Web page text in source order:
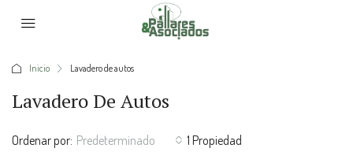
Inicio Lavadero de autos
Lavadero De Autos
1 Propiedad
Ordenar por: Predeterminado